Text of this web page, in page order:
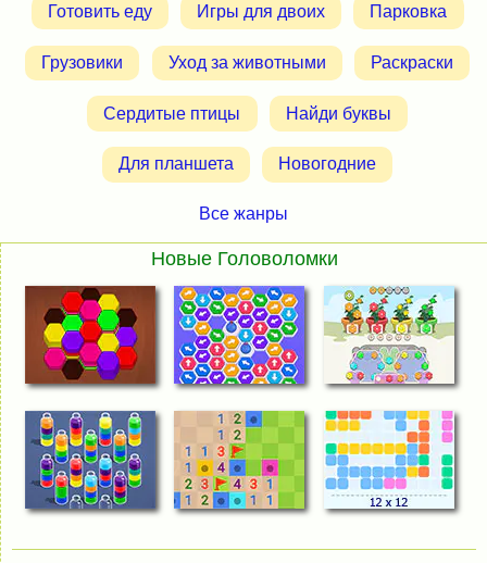
Готовить еду Игры для двоих Парковка
Грузовики Уход за животными Раскраски
Сердитые птицы Найди буквы
Для планшета Новогодние
Все жанры
Новые Головоломки